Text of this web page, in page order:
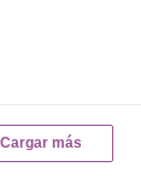
Cargar más